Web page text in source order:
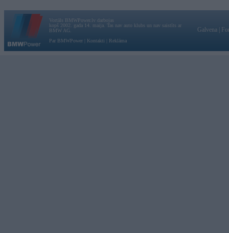
Vortāls BMWPower.lv darbojas
kopš 2002. gada 14. maija. Tas nav auto klubs un nav saistīts ar
BMW AG.
Par BMWPower
Kontakti Reklāma
Galvena